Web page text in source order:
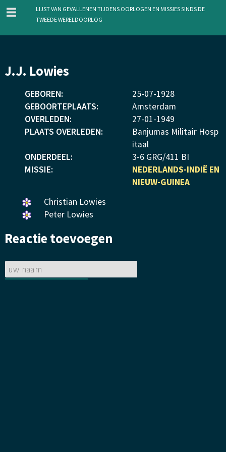
en
inhoud
menu
Lijst van gevallenen tijdens oorlogen en missies sinds de
Tweede Wereldoorlog
J.J. Lowies
GEBOREN: 25-07-1928
GEBOORTEPLAATS:
Amsterdam
OVERLEDEN:
27-01-1949
PLAATS OVERLEDEN:
Banjumas Militair Hosp
itaal
ONDERDEEL:
3-6 GRG/411 BI
MISSIE:
NEDERLANDS-INDIË EN
NIEUW-GUINEA
Een
bloemetje
Christian Lowies
Een
gelegd.
Peter Lowies
Reactie toevoegen